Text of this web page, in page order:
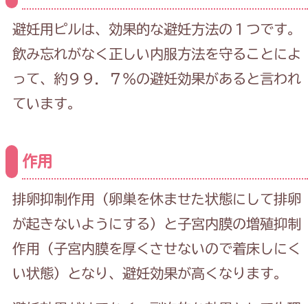
避妊用ピルは、効果的な避妊方法の１つです。
飲み忘れがなく正しい内服方法を守ることによ
って、約９９．７％の避妊効果があると言われ
ています。
作用
排卵抑制作用（卵巣を休ませた状態にして排卵
が起きないようにする）と子宮内膜の増殖抑制
作用（子宮内膜を厚くさせないので着床しにく
い状態）となり、避妊効果が高くなります。